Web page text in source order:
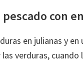
con
en julianas y
verduras,